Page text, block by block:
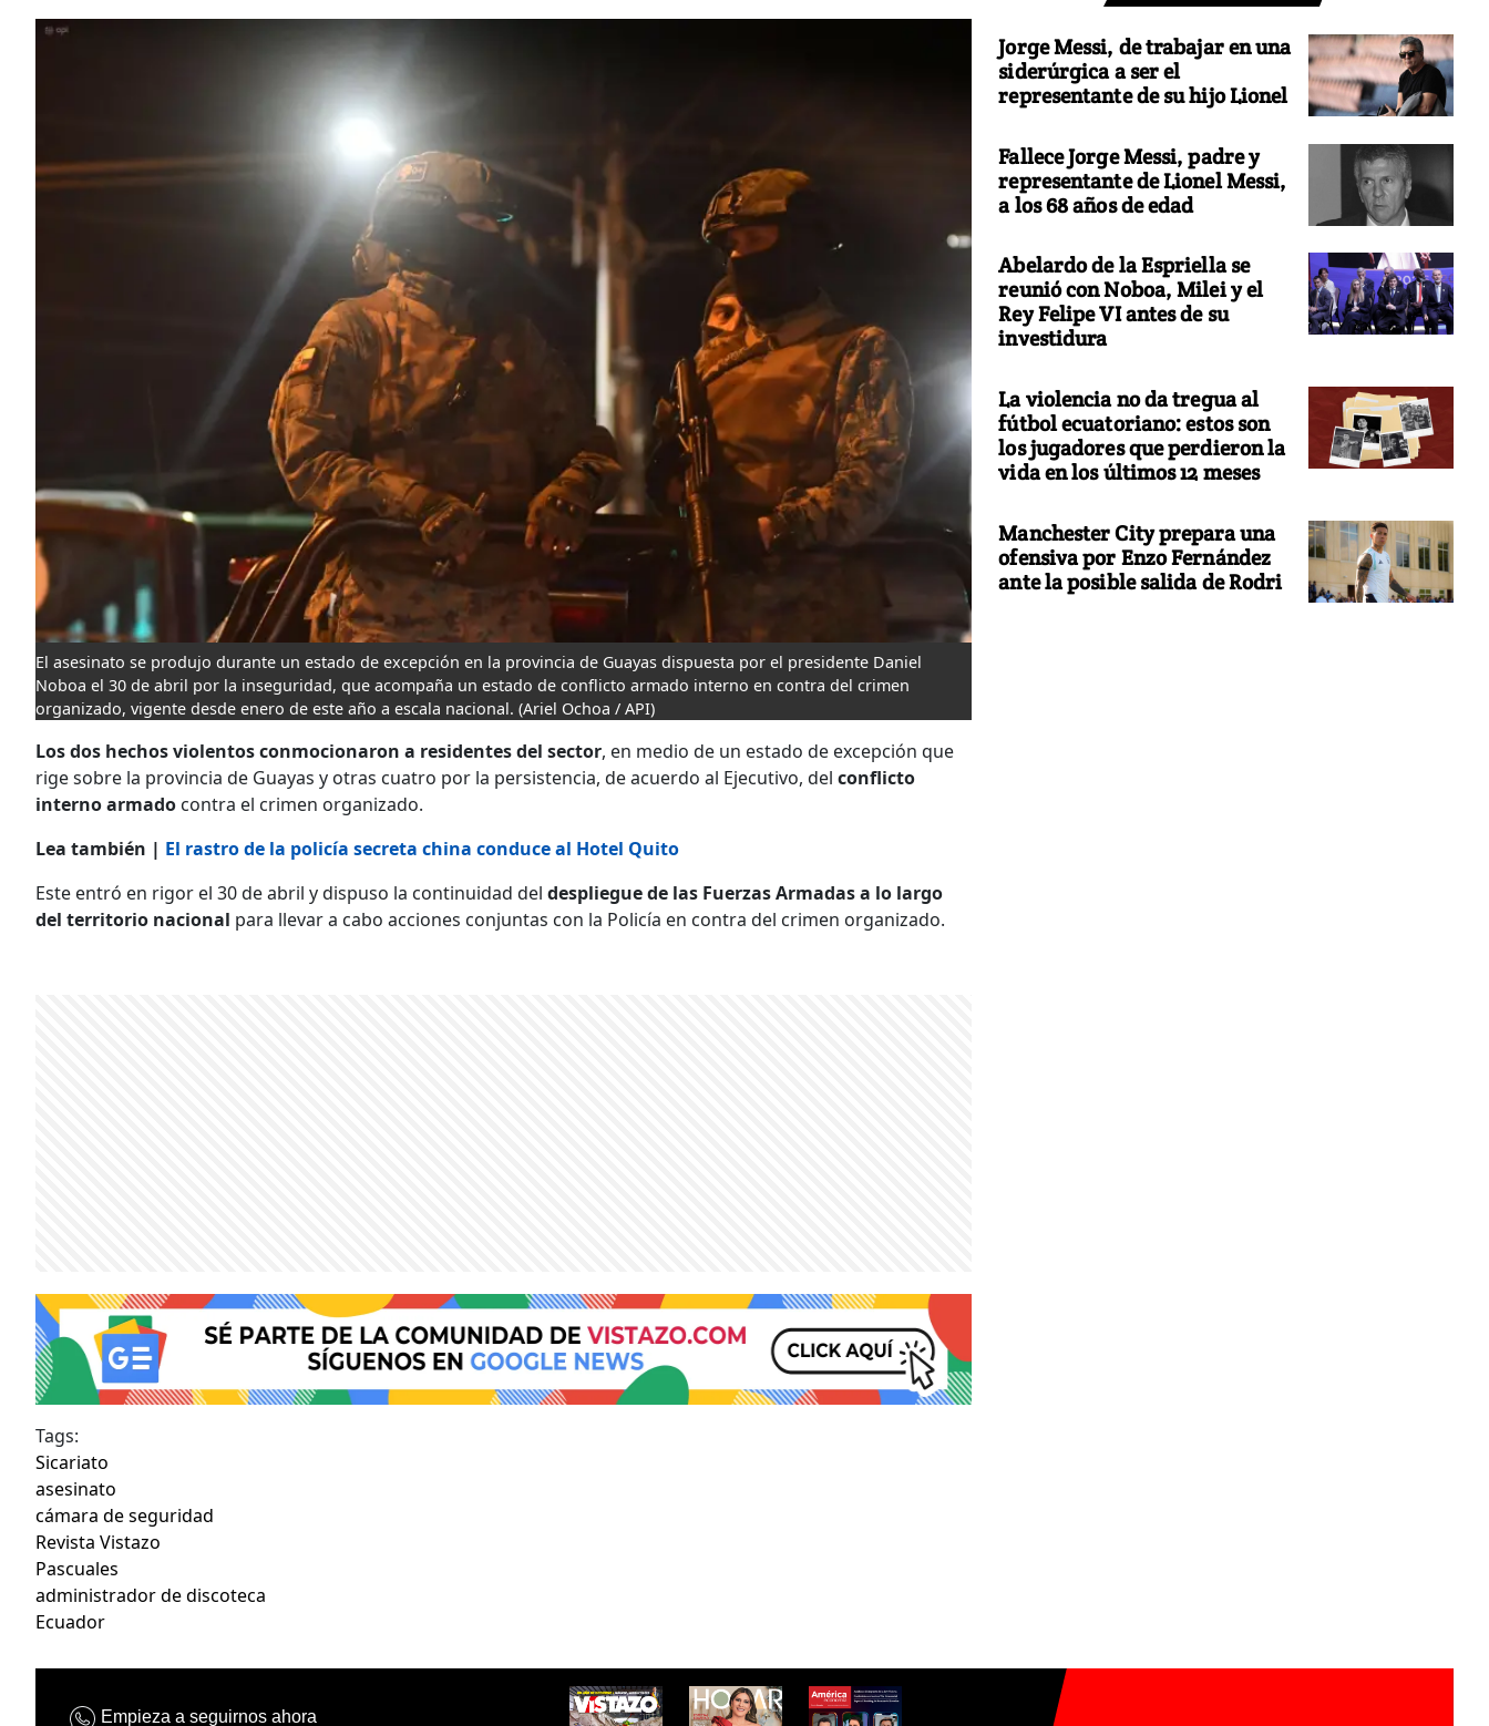
El asesinato se produjo durante un estado de excepción en la provincia de Guayas dispuesta por el presidente Daniel
Noboa el 30 de abril por la inseguridad, que acompaña un estado de conflicto armado interno en contra del crimen
organizado, vigente desde enero de este año a escala nacional. (Ariel Ochoa / API)
Los dos hechos violentos conmocionaron a residentes del sector, en medio de un estado de excepción que
rige sobre la provincia de Guayas y otras cuatro por la persistencia, de acuerdo al Ejecutivo, del conflicto
interno armado contra el crimen organizado.
Lea también | El rastro de la policía secreta china conduce al Hotel Quito
Este entró en rigor el 30 de abril y dispuso la continuidad del despliegue de las Fuerzas Armadas a lo largo
del territorio nacional para llevar a cabo acciones conjuntas con la Policía en contra del crimen organizado.
Tags:
Sicariato
asesinato
cámara de seguridad
Revista Vistazo
Pascuales
administrador de discoteca
Ecuador
Jorge Messi, de trabajar en una
siderúrgica a ser el
representante de su hijo Lionel
Fallece Jorge Messi, padre y
representante de Lionel Messi,
a los 68 años de edad
Abelardo de la Espriella se
reunió con Noboa, Milei y el
Rey Felipe VI antes de su
investidura
La violencia no da tregua al
fútbol ecuatoriano: estos son
los jugadores que perdieron la
vida en los últimos 12 meses
Manchester City prepara una
ofensiva por Enzo Fernández
ante la posible salida de Rodri
Empieza a seguirnos ahora